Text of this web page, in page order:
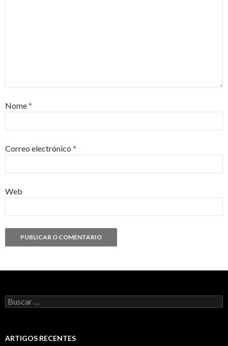
Nome*
Correo electrónico *
Web
Buscar:
ARTIGOS RECENTES